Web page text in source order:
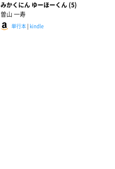
みかくにん ゆーほーくん (5)
曽山 一寿
単行本| kindle